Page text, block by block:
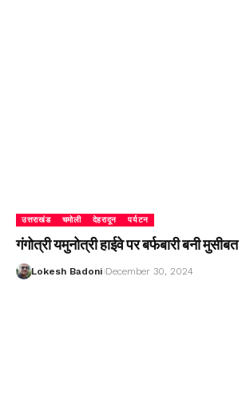
उत्तराखंड चमोली देहरादून पर्यटन
गंगोत्री यमुनोत्री हाईवे पर बर्फबारी बनी मुसीबत
Lokesh Badoni December 30, 2024